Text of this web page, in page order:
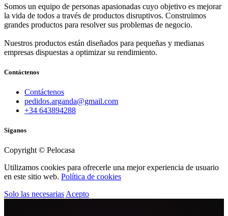
Somos un equipo de personas apasionadas cuyo objetivo es mejorar
la vida de todos a través de productos disruptivos. Construimos
grandes productos para resolver sus problemas de negocio.
Nuestros productos están diseñados para pequeñas y medianas
empresas dispuestas a optimizar su rendimiento.
Contáctenos
Contáctenos
pedidos.arganda@gmail.com
+34 643894288
Síganos
Copyright © Pelocasa
Utilizamos cookies para ofrecerle una mejor experiencia de usuario
en este sitio web. Política de cookies
Solo las necesarias Acepto